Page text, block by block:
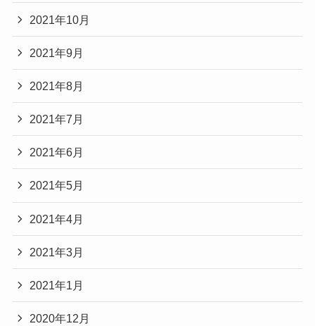
2021年10月
2021年9月
2021年8月
2021年7月
2021年6月
2021年5月
2021年4月
2021年3月
2021年1月
2020年12月